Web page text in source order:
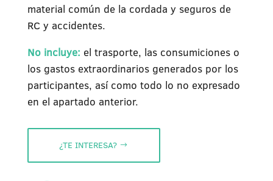
material común de la cordada y seguros de
RC y accidentes.
No incluye: el trasporte, las consumiciones o
los gastos extraordinarios generados por los
participantes, así como todo lo no expresado
en el apartado anterior.
¿TE INTERESA?